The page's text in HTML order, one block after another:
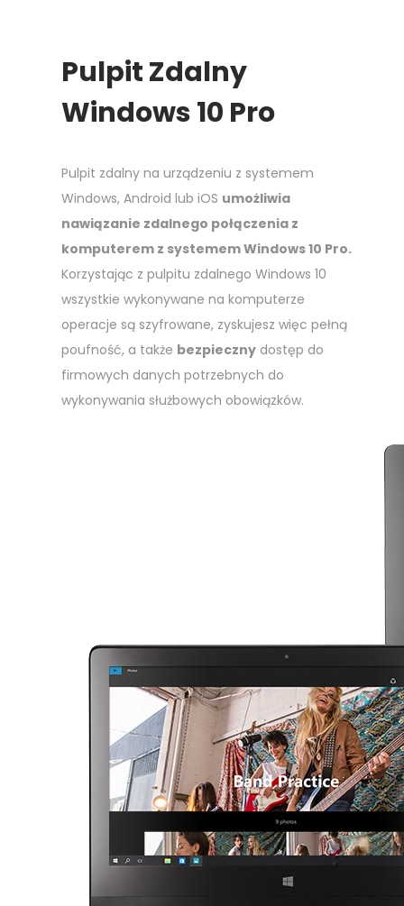
Pulpit Zdalny
Windows 10 Pro
Pulpit zdalny na urządzeniu z systemem
Windows, Android lub iOS umożliwia
nawiązanie zdalnego połączenia z
komputerem z systemem Windows 10 Pro.
Korzystając z pulpitu zdalnego Windows 10
wszystkie wykonywane na komputerze
operacje są szyfrowane, zyskujesz więc pełną
poufność, a także bezpieczny dostęp do
firmowych danych potrzebnych do
wykonywania służbowych obowiązków.